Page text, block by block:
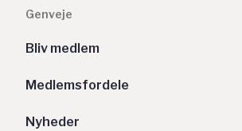
Genveje
Bliv medlem
Medlemsfordele
Nyheder